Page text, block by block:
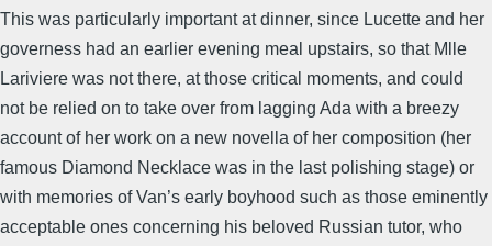
This was particularly important at dinner, since Lucette and her
governess had an earlier evening meal upstairs, so that Mlle
Lariviere was not there, at those critical moments, and could
not be relied on to take over from lagging Ada with a breezy
account of her work on a new novella of her composition (her
famous Diamond Necklace was in the last polishing stage) or
with memories of Van’s early boyhood such as those eminently
acceptable ones concerning his beloved Russian tutor, who